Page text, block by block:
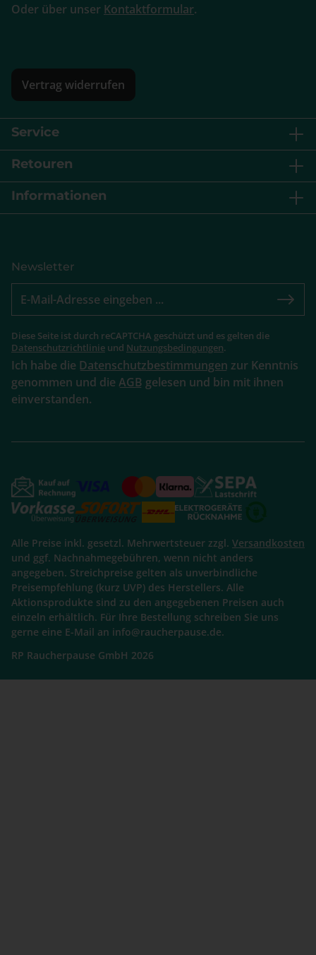
Oder über unser Kontaktformular.
Vertrag widerrufen
Service
Retouren
Informationen
Newsletter
Diese Seite ist durch reCAPTCHA geschützt und es gelten die
Datenschutzrichtlinie und Nutzungsbedingungen.
Ich habe die Datenschutzbestimmungen zur Kenntnis
genommen und die AGB gelesen und bin mit ihnen
einverstanden.
Alle Preise inkl. gesetzl. Mehrwertsteuer zzgl. Versandkosten
und ggf. Nachnahmegebühren, wenn nicht anders
angegeben. Streichpreise gelten als unverbindliche
Preisempfehlung (kurz UVP) des Herstellers. Alle
Aktionsprodukte sind zu den angegebenen Preisen auch
einzeln erhältlich. Für Ihre Bestellung schreiben Sie uns
gerne eine E-Mail an info@raucherpause.de.
RP Raucherpause GmbH 2026